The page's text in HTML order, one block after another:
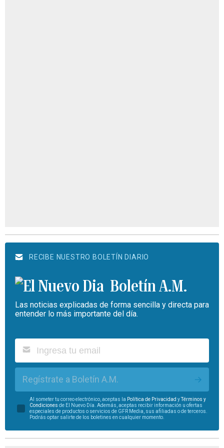
RECIBE NUESTRO BOLETÍN DIARIO
Boletín A.M.
Las noticias explicadas de forma sencilla y directa para
entender lo más importante del día.
Regístrate a Boletín A.M.
Al someter tu correo electrónico, aceptas la Política de Privacidad yTérminos y
Condiciones de El Nuevo Día. Además, aceptas recibir información u ofertas
especiales de productos o servicios de GFR Media, sus afiliadas o de terceros.
Podrás optar salirte de los boletines en cualquier momento.